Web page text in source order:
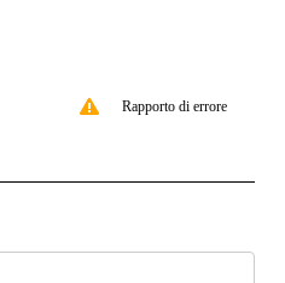
Rapporto di errore